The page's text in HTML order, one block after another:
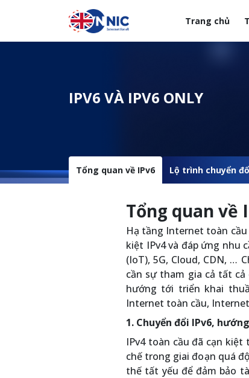
Nhảy đến nội dung
Trang chủ
Menuheader của
IPV6 VÀ IPV6 ONLY
Tổng quan về IPv6 Lộ trình chuyển
Tổng quan về
Hạ tầng Internet toàn cầu
kiệt IPv4 và đáp ứng nhu
(IoT), 5G, Cloud, CDN, …
cần sự tham gia cả tất
hướng tới triển khai
Internet toàn cầu,
1. Chuyển đổi IPv6,
IPv4 toàn cầu đã cạn kiệt
chế trong giai đoạn quá
thế tất yếu để đảm bảo